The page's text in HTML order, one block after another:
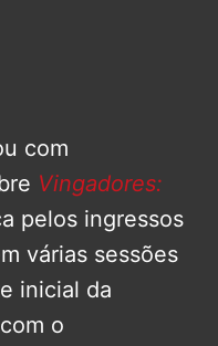
com
Vingadores:
pelos ingressos
várias sessões
inicial da
o